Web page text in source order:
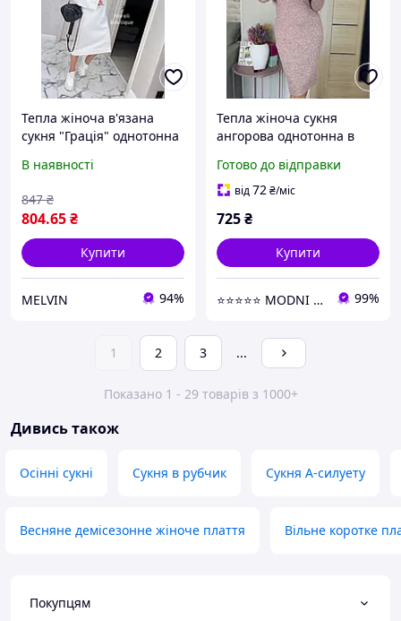
Тепла жіноча в'язана
сукня "Грація" однотонна
Біла
В наявності
804.65₴
847 ₴
Купити
MELVIN 94%
Тепла жіноча сукня
ангорова однотонна в
великого розміру бежева
базова сукня
Готово до відправки
від72₴/міс
725₴
Купити
⭐⭐⭐⭐⭐ MODNI ⭐⭐⭐⭐⭐ 99%
1 2 3 ...
Показано 1 - 29 товарів з 1000+
Дивись також
Осінні сукні Сукня в рубчик Сукня А-силуету
Весняне демісезонне жіноче плаття Вільне коротке
Покупцям